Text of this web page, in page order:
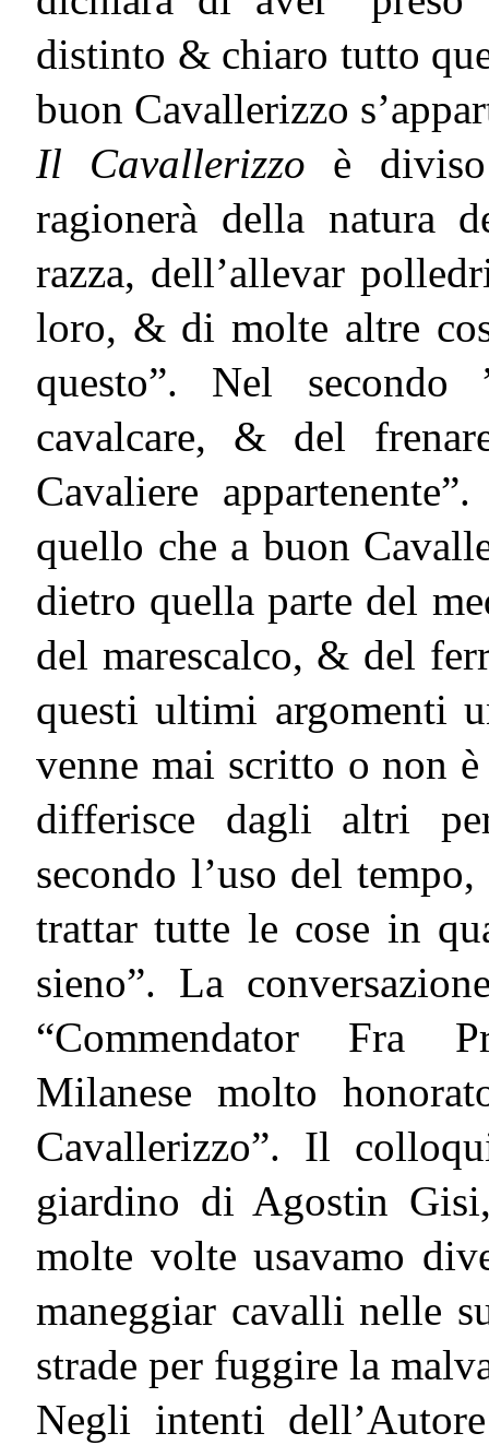
distinto & chiaro tutto
buon Cavallerizzo
Il Cavallerizzo è
ragionerà della natura
razza, dell’allevar
loro, & di molte altre
questo”. Nel secondo
cavalcare, & del
Cavaliere
quello che a buon
dietro quella parte del
del marescalco, & del
questi ultimi argomenti
venne mai scritto o non
differisce dagli altri
secondo l’uso del
trattar tutte le cose in
sieno”. La
“Commendator Fra
Milanese molto
Cavallerizzo”. Il
giardino di Agostin
molte volte usavamo
maneggiar cavalli nelle
strade per fuggire la
Negli intenti